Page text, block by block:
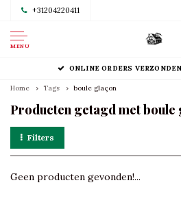
+31204220411
MENU
ONLINE ORDERS
Home Tags boule glaçon
Producten getagd met boule
Filters
Geen producten gevonden!...